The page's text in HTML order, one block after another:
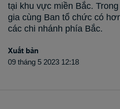
tại khu vực miền Bắc.
gia cùng Ban tổ chức có
các chi nhánh phía Bắc.
Xuất bản
09 tháng 5 2023 12:18